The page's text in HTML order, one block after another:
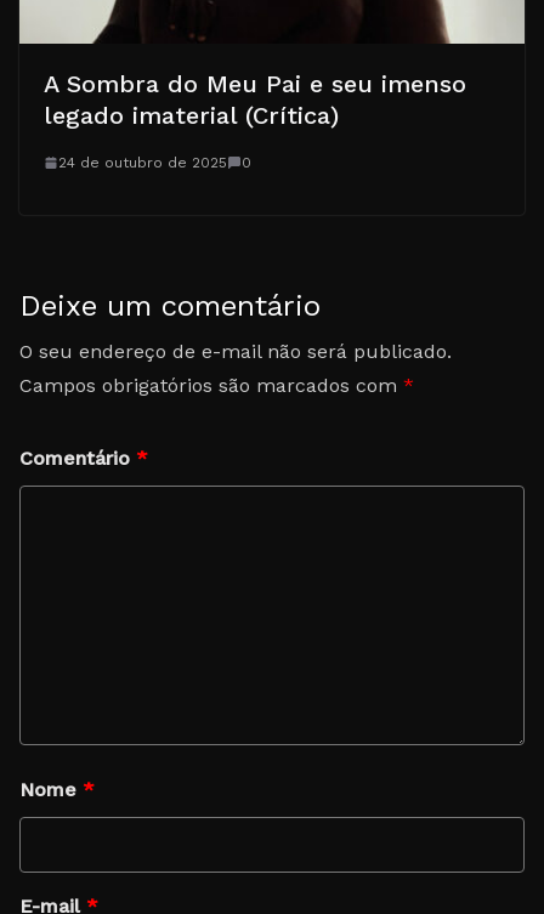
A Sombra do Meu Pai e seu imenso
legado imaterial (Crítica)
24 de outubro de 2025 0
Deixe um comentário
O seu endereço de e-mail não será publicado.
Campos obrigatórios são marcados com *
Comentário *
Nome *
E-mail *